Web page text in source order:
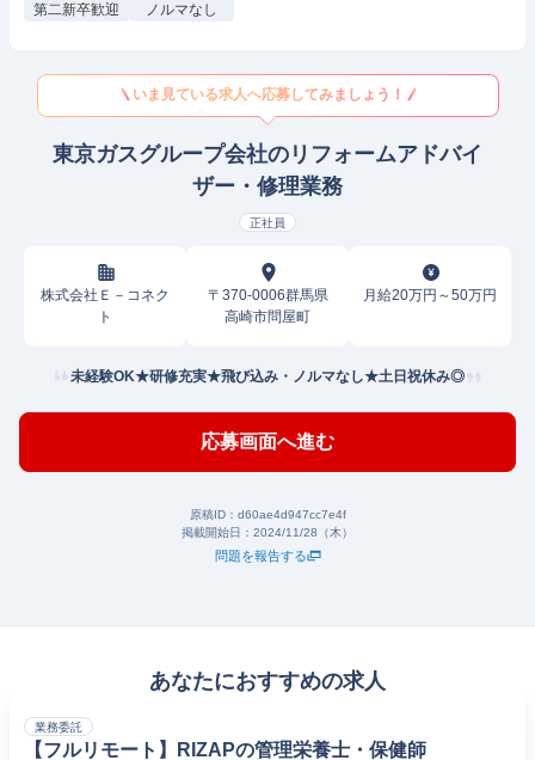
第二新卒歓迎
ノルマなし
いま見ている求人へ応募してみましょう！
東京ガスグループ会社のリフォームアドバイ
ザー・修理業務
正社員
株式会社Ｅ－コネク
ト
〒370-0006群馬県
高崎市問屋町
月給20万円～50万円
未経験OK★研修充実★飛び込み・ノルマなし★土日祝休み◎
応募画面へ進む
原稿ID： d60ae4d947cc7e4f
掲載開始日： 2024/11/28（木）
問題を報告する
あなたにおすすめの求人
業務委託
【フルリモート】RIZAPの管理栄養士・保健師